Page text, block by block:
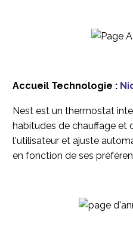
Accueil Technologie :
Nest est un thermostat
habitudes de chauffage et
l'utilisateur et ajuste
en fonction de ses